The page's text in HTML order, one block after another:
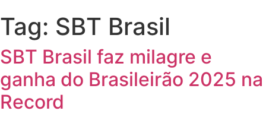
Tag: SBT Brasil
SBT Brasil faz milagre e
ganha do Brasileirão 2025 na
Record